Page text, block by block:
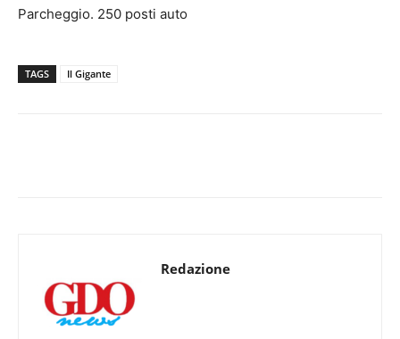
Parcheggio. 250 posti auto
TAGS Il Gigante
Redazione